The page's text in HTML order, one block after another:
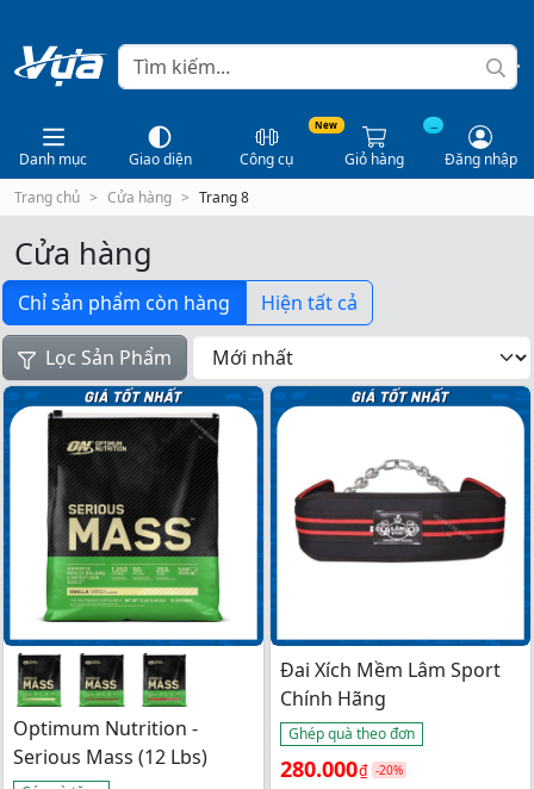
Danh mục Giao diện
New
Công cụ
...
Giỏ hàng
Đăng nhập
Trang chủ
Cửa hàng Trang 8
Cửa hàng
Chỉ sản phẩm còn hàng Hiện tất cả
Lọc Sản Phẩm
Optimum Nutrition -
Serious Mass (12 Lbs)
Đai Xích Mềm Lâm Sport
Chính Hãng
Ghép quà theo đơn
Giá
280.000₫
Giá
-20%